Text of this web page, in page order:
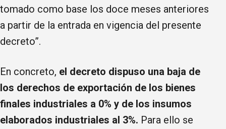
tomado como base los doce meses anteriores
a partir de la entrada en vigencia del presente
decreto”.
En concreto, el decreto dispuso una baja de
los derechos de exportación de los bienes
finales industriales a 0% y de los insumos
elaborados industriales al 3%. Para ello se